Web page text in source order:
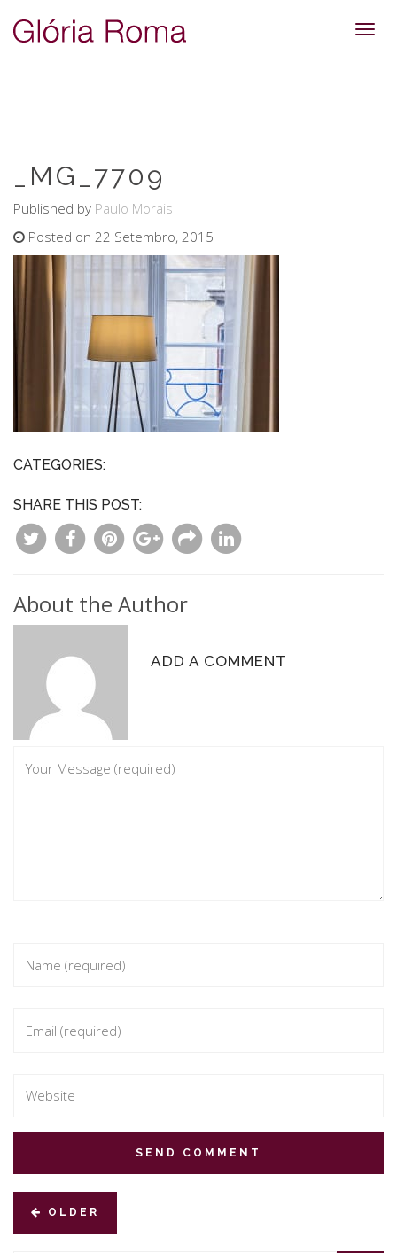
_MG_7709
Published by Paulo Morais
Posted on 22 Setembro, 2015
CATEGORIES:
SHARE THIS POST:
About the Author
ADD A COMMENT
OLDER